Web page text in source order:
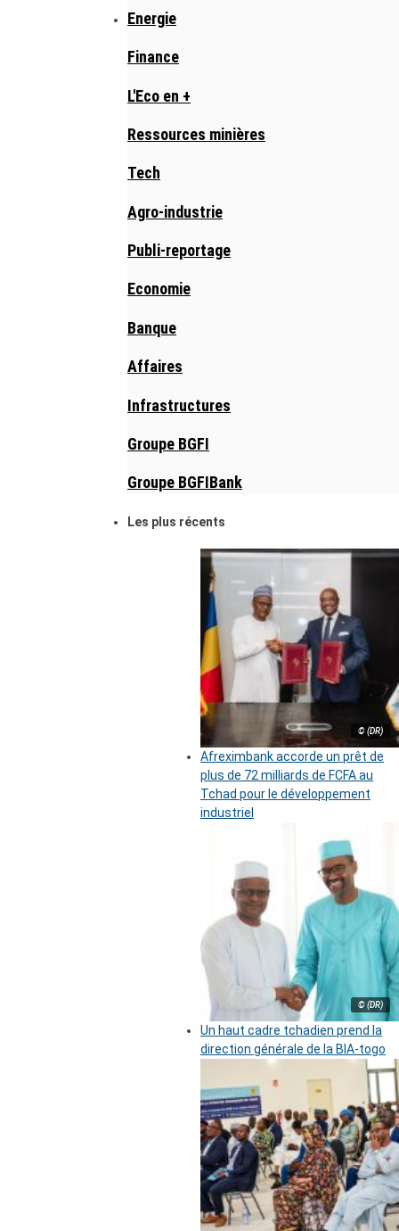
Energie
Finance
L'Eco en +
Ressources minières
Tech
Agro-industrie
Publi-reportage
Economie
Banque
Affaires
Infrastructures
Groupe BGFI
Groupe BGFIBank
Les plus récents
© (DR)
Afreximbank accorde un prêt de
plus de 72 milliards de FCFA au
Tchad pour le développement
industriel
© (DR)
Un haut cadre tchadien prend la
direction générale de la BIA-togo